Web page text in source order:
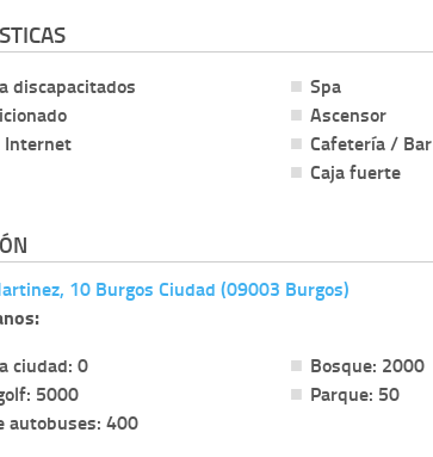
discapacitados
Internet
Spa
Ascensor
Cafetería / Bar
Caja fuerte
10 Burgos Ciudad (09003 Burgos)
ciudad: 0
5000
autobuses: 400
Bosque: 2000
Parque: 50